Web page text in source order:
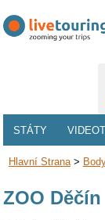
STÁTY
Hlavní Strana>
ZOO Děčín